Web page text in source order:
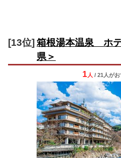
[13位] 箱根湯本温泉 ホテ
県＞
1 人 / 21人がお